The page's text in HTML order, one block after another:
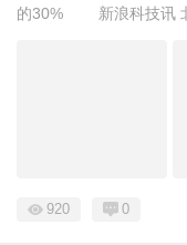
的30% 新浪科技讯
920 0